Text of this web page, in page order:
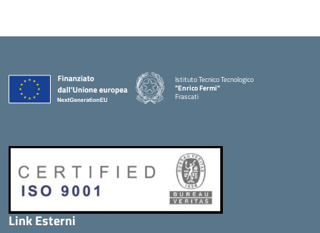
Istituto Tecnico Tecnologico
"Enrico Fermi"
Frascati
Link Esterni